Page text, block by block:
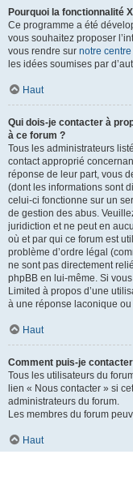
Pourquoi la fonctionnalité
Ce programme a été
vous souhaitez proposer
vous rendre sur notre centre
les idées soumises par
Haut
Qui dois-je contacter à
à ce forum ?
Tous les administrateurs
contact approprié
réponse de leur part, vous
(dont les informations sont
celui-ci fonctionne sur un
de gestion des abus.
juridiction et ne peut en
où et par qui ce forum est
problème d’ordre légal
ne sont pas directement
phpBB en lui-même. Si
Limited à propos d’une
à une réponse laconique
Haut
Comment puis-je
Tous les utilisateurs du
lien « Nous contacter » si
administrateurs du forum.
Les membres du forum
Haut